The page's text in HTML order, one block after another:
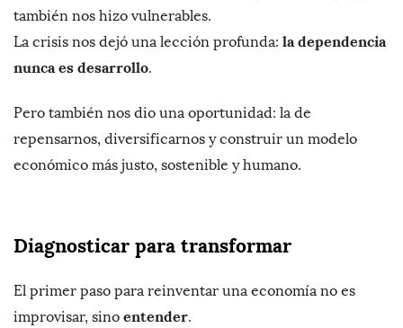
también nos hizo vulnerables.
La crisis nos dejó una lección profunda: la dependencia
nunca es desarrollo.
Pero también nos dio una oportunidad: la de
repensarnos, diversificarnos y construir un modelo
económico más justo, sostenible y humano.
Diagnosticar para transformar
El primer paso para reinventar una economía no es
improvisar, sino entender.